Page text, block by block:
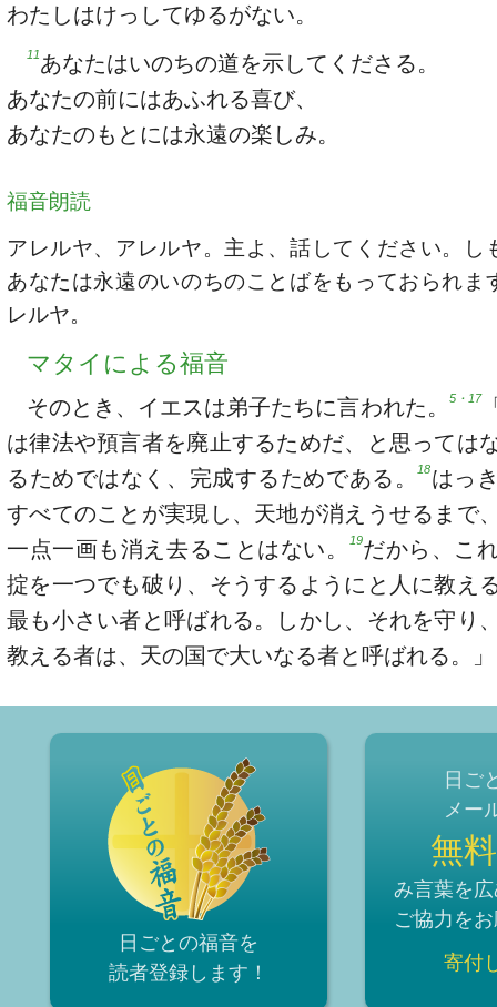
わたしはけっしてゆるがない。
11あなたはいのちの道を示してくださる。
あなたの前にはあふれる喜び、
あなたのもとには永遠の楽しみ。
福音朗読
アレルヤ、アレルヤ。主よ、話してください。し
あなたは永遠のいのちのことばをもっておられま
レルヤ。
マタイによる福音
そのとき、イエスは弟子たちに言われた。 5・17
は律法や預言者を廃止するためだ、と思っては
るためではなく、完成するためである。18はっ
すべてのことが実現し、天地が消えうせるまで
一点一画も消え去ることはない。
19だから、こ
掟を一つでも破り、そうするようにと人に教え
最も小さい者と呼ばれる。しかし、それを守り
教える者は、天の国で大いなる者と呼ばれる。」
日ごとの福音を
読者登録 します！
日ご
メー
無料
み言葉を
ご協力を
寄付